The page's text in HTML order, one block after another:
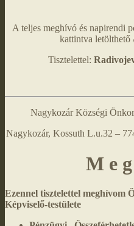
A teljes meghívó és napirendi
kattintva letölthető
Tisztelettel:
Nagykozár Községi
Nagykozár, Kossuth L.u.32 –
M e
Ezennel tisztelettel meghívom
Képviselő-testülete